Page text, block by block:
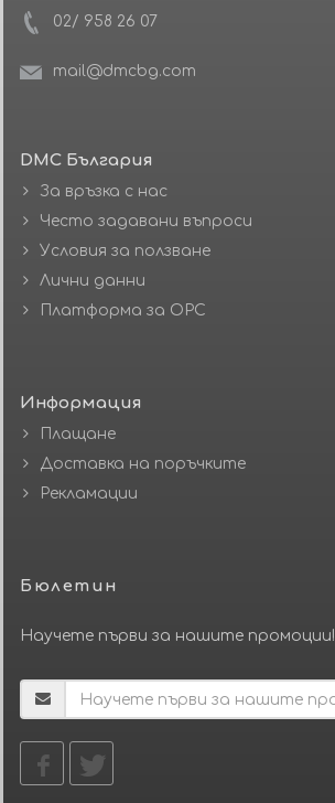
02/ 958 26 07
mail@dmcbg.com
DMC България
За връзка с нас
Често задавани въпроси
Условия за ползване
Лични данни
Платформа за ОРС
Информация
Плащане
Доставка на поръчките
Рекламации
Бюлетин
Научете първи за нашите промоции!